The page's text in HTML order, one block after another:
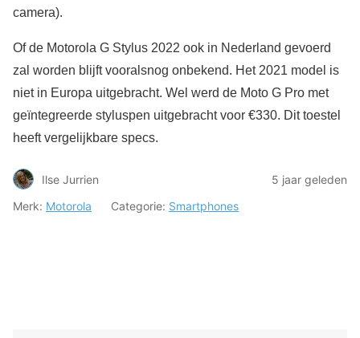
camera).
Of de Motorola G Stylus 2022 ook in Nederland gevoerd
zal worden blijft vooralsnog onbekend. Het 2021 model is
niet in Europa uitgebracht. Wel werd de Moto G Pro met
geïntegreerde styluspen uitgebracht voor €330. Dit toestel
heeft vergelijkbare specs.
Ilse Jurrien
5 jaar geleden
Merk: Motorola Categorie: Smartphones